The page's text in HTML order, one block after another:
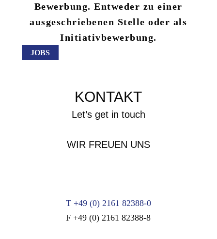
Bewerbung. Entweder zu einer
ausgeschriebenen Stelle oder als
Initiativbewerbung.
JOBS
KONTAKT
Let’s get in touch
WIR FREUEN UNS
T +49 (0) 2161 82388-0
F +49 (0) 2161 82388-8